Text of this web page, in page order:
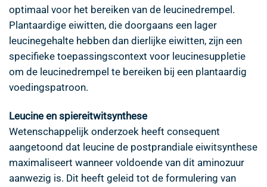
optimaal voor het bereiken van de leucinedrempel.
Plantaardige eiwitten, die doorgaans een lager
leucinegehalte hebben dan dierlijke eiwitten, zijn een
specifieke toepassingscontext voor leucinesuppletie
om de leucinedrempel te bereiken bij een plantaardig
voedingspatroon.
Leucine en spiereitwitsynthese
Wetenschappelijk onderzoek heeft consequent
aangetoond dat leucine de postprandiale eiwitsynthese
maximaliseert wanneer voldoende van dit aminozuur
aanwezig is. Dit heeft geleid tot de formulering van